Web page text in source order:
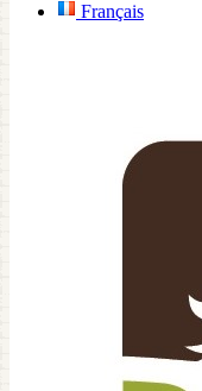
Français